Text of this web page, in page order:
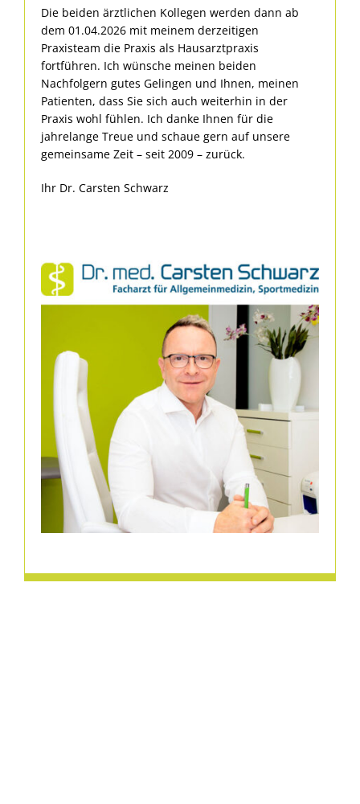
Die beiden ärztlichen Kollegen werden dann ab
dem 01.04.2026 mit meinem derzeitigen
Praxisteam die Praxis als Hausarztpraxis
fortführen. Ich wünsche meinen beiden
Nachfolgern gutes Gelingen und Ihnen, meinen
Patienten, dass Sie sich auch weiterhin in der
Praxis wohl fühlen. Ich danke Ihnen für die
jahrelange Treue und schaue gern auf unsere
gemeinsame Zeit – seit 2009 – zurück.
Ihr Dr. Carsten Schwarz